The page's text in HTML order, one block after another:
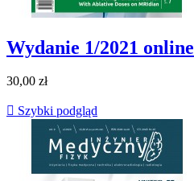
Wydanie 1/2021 online
30,00 zł
 Szybki podgląd